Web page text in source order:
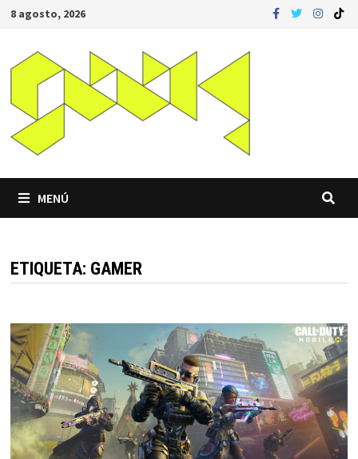
Saltar
contenido
8 agosto, 2026
MENÚ
ETIQUETA: GAMER